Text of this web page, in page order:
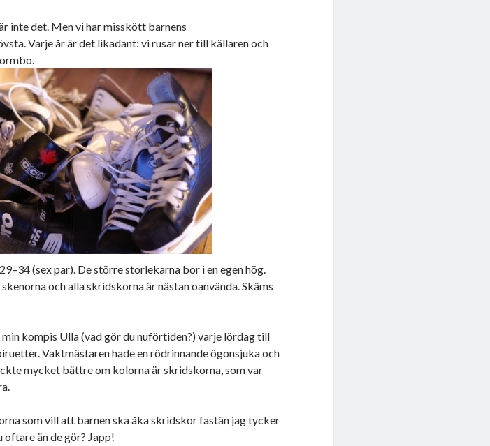
inte det. Men vi har misskött barnens
Varje år är det likadant: vi rusar ner till källaren och
(sex par). De större storlekarna bor i en egen hög.
och alla skridskorna är nästan oanvända. Skäms
kompis Ulla (vad gör du nuförtiden?) varje lördag till
Vaktmästaren hade en rödrinnande ögonsjuka och
mycket bättre om kolorna är skridskorna, som var
som vill att barnen ska åka skridskor fastän jag tycker
än de gör? Japp!